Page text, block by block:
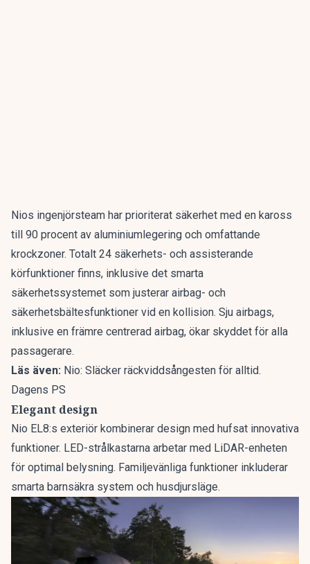
Nios ingenjörsteam har prioriterat säkerhet med en kaross
till 90 procent av aluminiumlegering och omfattande
krockzoner. Totalt 24 säkerhets- och assisterande
körfunktioner finns, inklusive det smarta
säkerhetssystemet som justerar airbag- och
säkerhetsbältesfunktioner vid en kollision. Sju airbags,
inklusive en främre centrerad airbag, ökar skyddet för alla
passagerare.
Läs även: Nio: Släcker räckviddsångesten för alltid.
Dagens PS
Elegant design
Nio EL8:s exteriör kombinerar design med hufsat innovativa
funktioner. LED-strålkastarna arbetar med LiDAR-enheten
för optimal belysning. Familjevänliga funktioner inkluderar
smarta barnsäkra system och husdjursläge.